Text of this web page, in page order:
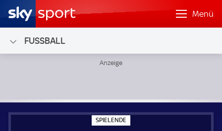
Menü
FUSSBALL
SPIELENDE
P